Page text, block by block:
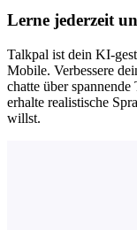
Lerne jederzeit
Talkpal ist dein KI-
Mobile. Verbessere
chatte über
erhalte realistische
willst.